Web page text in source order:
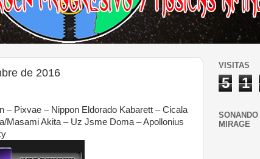
de 2016
– Pixvae – Nippon Eldorado Kabarett – Cicala
Masami Akita – Uz Jsme Doma – Apollonius
VISITAS
5 1
MIRAGE